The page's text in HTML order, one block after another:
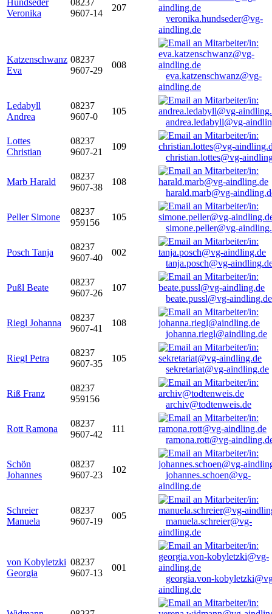
Hundseder
Veronika
08237
9607-14
207
veronika.hundseder@vg-
aindling.de
Katzenschwanz
Eva
08237
9607-29
008
eva.katzenschwanz@vg-
aindling.de
Ledabyll
Andrea
08237
9607-0
105
andrea.ledabyll@vg-
Lottes
Christian
08237
9607-21
109
christian.lottes@vg-
Marb Harald
08237
9607-38
108
harald.marb@vg-
Peller Simone
08237
959156
105
simone.peller@vg-
Posch Tanja
08237
9607-40
002
tanja.posch@vg-
Pußl Beate
08237
9607-26
107
beate.pussl@vg-aindling.de
Riegl Johanna
08237
9607-41
108
johanna.riegl@aindling.de
Riegl Petra
08237
9607-35
105
sekretariat@vg-aindling.de
Riß Franz
08237
959156
archiv@todtenweis.de
Rott Ramona
08237
9607-42
111
ramona.rott@vg-
Schön
Johannes
08237
9607-23
102
johannes.schoen@vg-
aindling.de
Schreier
Manuela
08237
9607-19
005
manuela.schreier@vg-
aindling.de
von Kobyletzki
Georgia
08237
9607-13
001
georgia.von-
aindling.de